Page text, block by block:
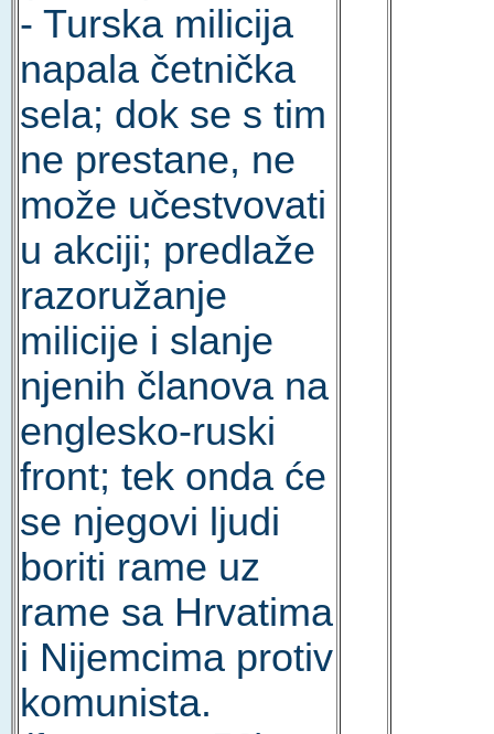
- Turska milicija
napala četnička
sela; dok se s tim
ne prestane, ne
može učestvovati
u akciji; predlaže
razoružanje
milicije i slanje
njenih članova na
englesko-ruski
front; tek onda će
se njegovi ljudi
boriti rame uz
rame sa Hrvatima
i Nijemcima protiv
komunista.